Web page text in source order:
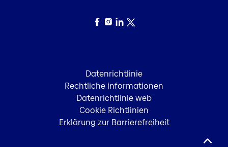
Facebook
Instagram
LinkedIn
Twitter
Datenrichtlinie
Rechtliche informationen
Datenrichtlinie web
Cookie Richtlinien
Erklärung zur Barrierefreiheit